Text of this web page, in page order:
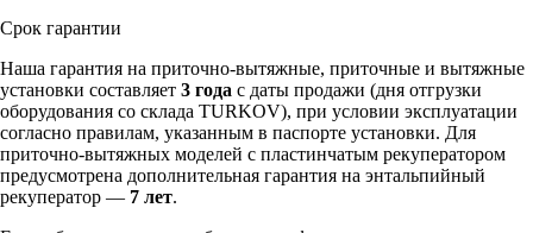
Срок гарантии
Наша гарантия на приточно-вытяжные, приточные и вытяжные
установки составляет 3 года с даты продажи (дня отгрузки
оборудования со склада TURKOV), при условии эксплуатации
согласно правилам, указанным в паспорте установки. Для
приточно-вытяжных моделей с пластинчатым рекуператором
предусмотрена дополнительная гарантия на энтальпийный
рекуператор — 7 лет.